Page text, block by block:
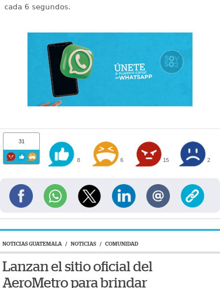
cada 6 segundos.
31
8 6 15 2
NOTICIAS GUATEMALA / NOTICIAS / COMUNIDAD
Lanzan el sitio oficial del
AeroMetro para brindar